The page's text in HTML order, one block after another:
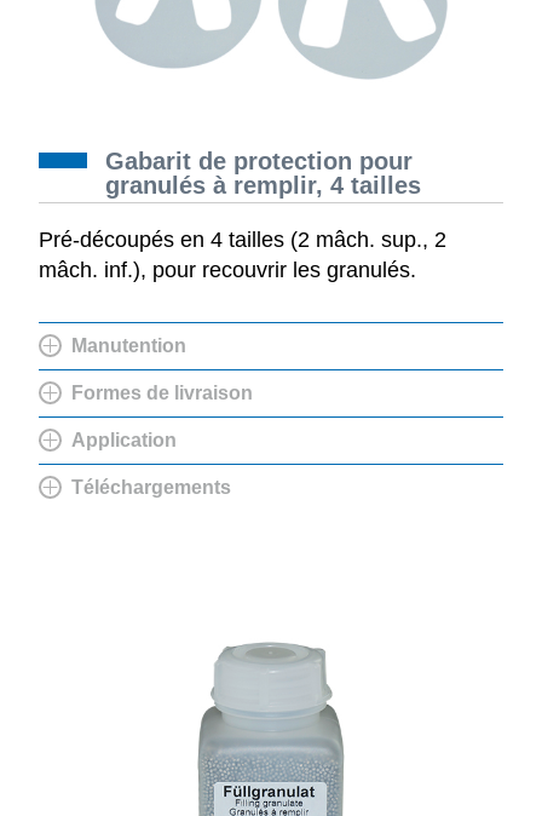
Gabarit de protection pour
granulés à remplir, 4 tailles
Pré-découpés en 4 tailles (2 mâch. sup., 2
mâch. inf.), pour recouvrir les granulés.
Manutention
Formes de livraison
Application
Téléchargements